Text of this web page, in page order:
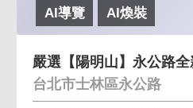
AI導覽 AI煥裝
台北市士林區永公路